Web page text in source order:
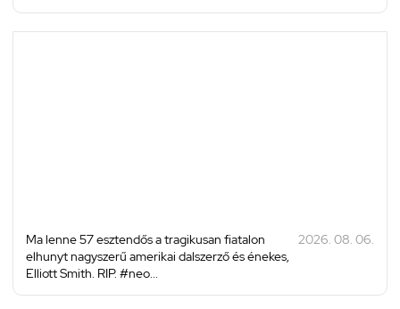
Ma lenne 57 esztendős a tragikusan fiatalon
elhunyt nagyszerű amerikai dalszerző és énekes,
Elliott Smith. RIP. #neo...
2026. 08. 06.